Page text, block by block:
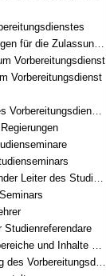
zum Vorbereitungsdienst
Vorbereitungsdienst
Vorbereitungsdienst
des Studienseminars
Studienreferendare
Inhalte der Ausbildung
Ausbildungsformen